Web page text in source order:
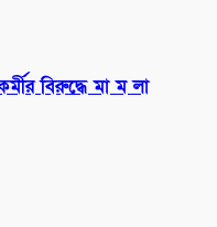
বিরুদ্ধে মা ম লা